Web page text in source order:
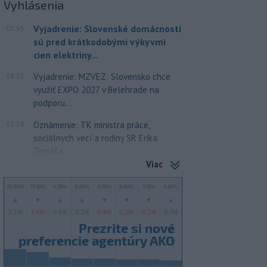
Vyhlásenia
07:55
Vyjadrenie: Slovenské domácnosti
sú pred krátkodobými výkyvmi
cien elektriny...
18:12
Vyjadrenie: MZVEZ: Slovensko chce
využiť EXPO 2027 v Belehrade na
podporu...
12:26
Oznámenie: TK ministra práce,
sociálnych vecí a rodiny SR Erika
Tomáša
Viac